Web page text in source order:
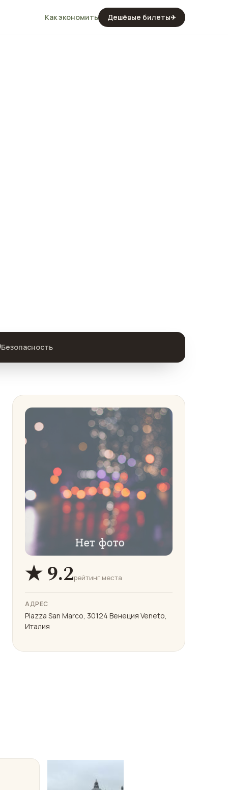
Как экономить Дешёвые билеты✈
Безопасность
★ 9.2рейтинг места
АДРЕС
Piazza San Marco, 30124 Венеция Veneto,
Италия